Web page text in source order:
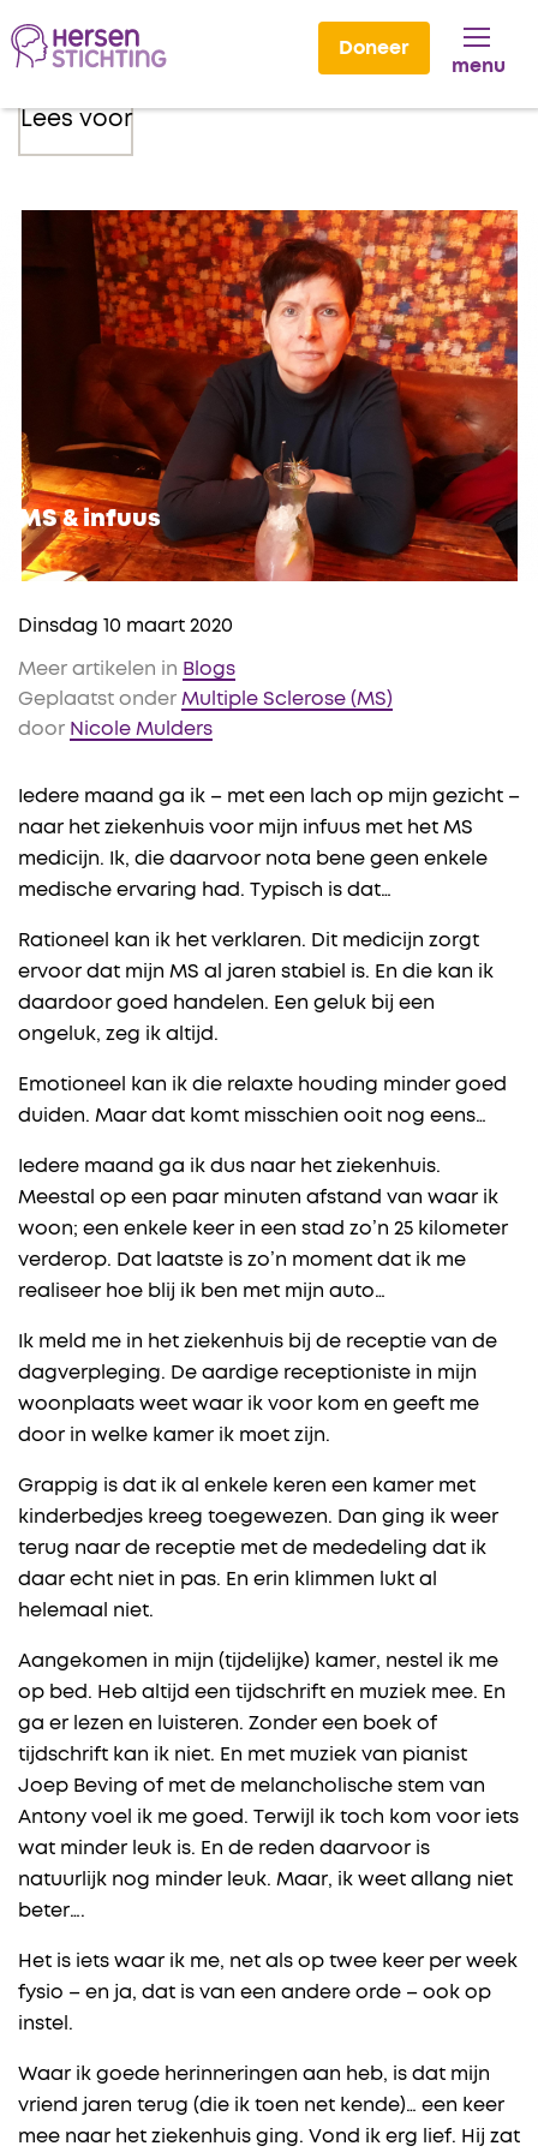
Doneer
menu
Lees voor
MS & infuus
Dinsdag 10 maart 2020
Meer artikelen in Blogs
Geplaatst onder Multiple Sclerose (MS)
door Nicole Mulders
Iedere maand ga ik – met een lach op mijn gezicht –
naar het ziekenhuis voor mijn infuus met het MS
medicijn. Ik, die daarvoor nota bene geen enkele
medische ervaring had. Typisch is dat…
Rationeel kan ik het verklaren. Dit medicijn zorgt
ervoor dat mijn MS al jaren stabiel is. En die kan ik
daardoor goed handelen. Een geluk bij een
ongeluk, zeg ik altijd.
Emotioneel kan ik die relaxte houding minder goed
duiden. Maar dat komt misschien ooit nog eens…
Iedere maand ga ik dus naar het ziekenhuis.
Meestal op een paar minuten afstand van waar ik
woon; een enkele keer in een stad zo’n 25 kilometer
verderop. Dat laatste is zo’n moment dat ik me
realiseer hoe blij ik ben met mijn auto…
Ik meld me in het ziekenhuis bij de receptie van de
dagverpleging. De aardige receptioniste in mijn
woonplaats weet waar ik voor kom en geeft me
door in welke kamer ik moet zijn.
Grappig is dat ik al enkele keren een kamer met
kinderbedjes kreeg toegewezen. Dan ging ik weer
terug naar de receptie met de mededeling dat ik
daar echt niet in pas. En erin klimmen lukt al
helemaal niet.
Aangekomen in mijn (tijdelijke) kamer, nestel ik me
op bed. Heb altijd een tijdschrift en muziek mee. En
ga er lezen en luisteren. Zonder een boek of
tijdschrift kan ik niet. En met muziek van pianist
Joep Beving of met de melancholische stem van
Antony voel ik me goed. Terwijl ik toch kom voor iets
wat minder leuk is. En de reden daarvoor is
natuurlijk nog minder leuk. Maar, ik weet allang niet
beter….
Het is iets waar ik me, net als op twee keer per week
fysio – en ja, dat is van een andere orde – ook op
instel.
Waar ik goede herinneringen aan heb, is dat mijn
vriend jaren terug (die ik toen net kende)… een keer
mee naar het ziekenhuis ging. Vond ik erg lief. Hij zat